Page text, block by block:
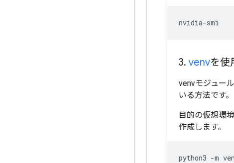
3. venvを使
venvモジュー
いる方法です。
目的の仮想環
作成します。
python3 -m